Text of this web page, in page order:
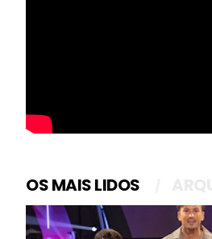
OS MAIS LIDOS